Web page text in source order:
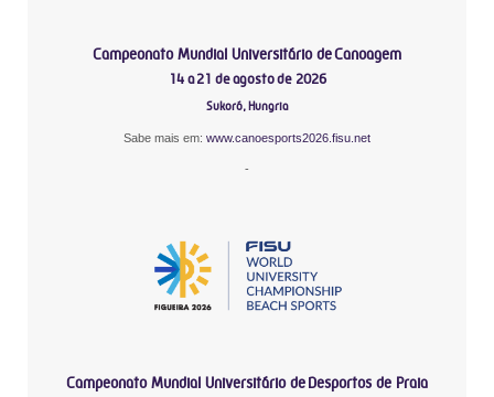
Campeonato Mundial Universitário de Canoagem
14 a 21 de agosto de 2026
Sukoró, Hungria
Sabe mais em: www.canoesports2026.fisu.net
-
Campeonato Mundial Universitário de Desportos de Praia